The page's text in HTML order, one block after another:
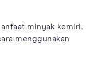
minyak kemiri,
menggunakan